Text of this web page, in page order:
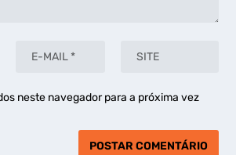
neste navegador para a próxima vez